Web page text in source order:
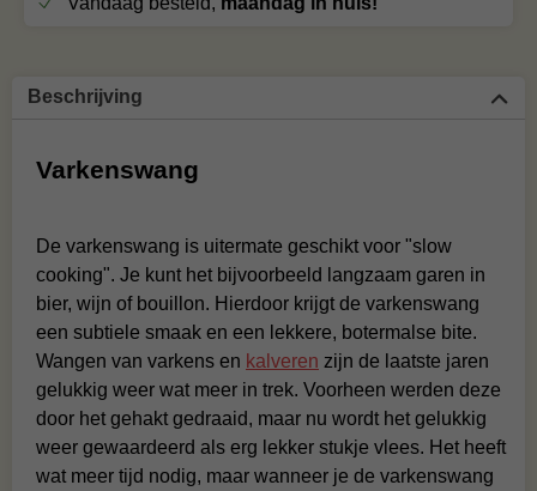
Beschrijving
Varkenswang
De varkenswang is uitermate geschikt voor "slow
cooking". Je kunt het bijvoorbeeld langzaam garen in
bier, wijn of bouillon. Hierdoor krijgt de varkenswang
een subtiele smaak en een lekkere, botermalse bite.
Wangen van varkens en kalveren zijn de laatste jaren
gelukkig weer wat meer in trek. Voorheen werden deze
door het gehakt gedraaid, maar nu wordt het gelukkig
weer gewaardeerd als erg lekker stukje vlees. Het heeft
wat meer tijd nodig, maar wanneer je de varkenswang